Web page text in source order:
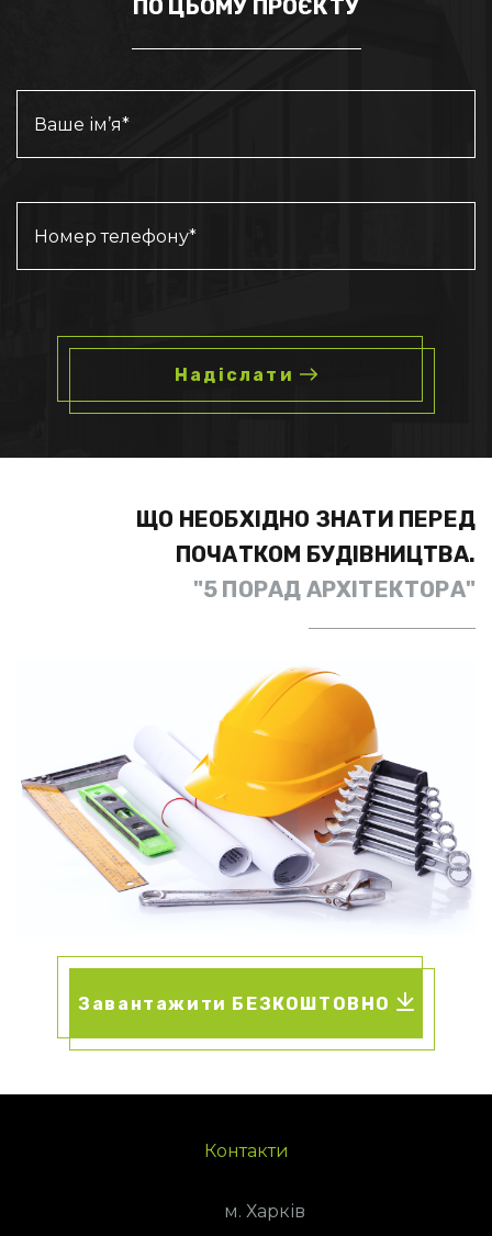
ПО ЦЬОМУ ПРОЄКТУ
Надіслати
ЩО НЕОБХІДНО ЗНАТИ ПЕРЕД
ПОЧАТКОМ БУДІВНИЦТВА.
"5 ПОРАД АРХІТЕКТОРА"
Завантажити БЕЗКОШТОВНО
Контакти
м. Харків